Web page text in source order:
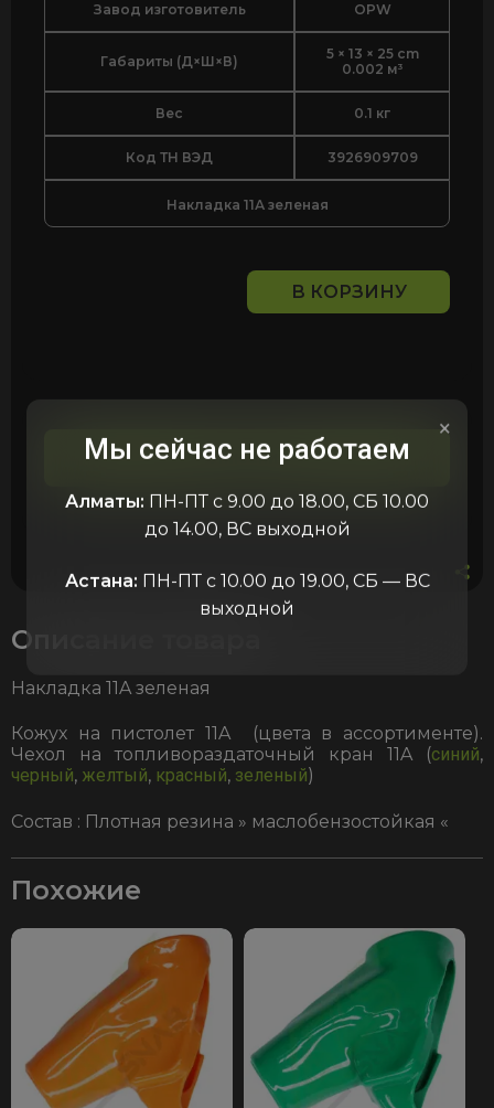
Завод изготовитель OPW
Габариты (Д×Ш×В)
5 × 13 × 25 cm
0.002 м³
Вес 0.1 кг
Код ТН ВЭД 3926909709
Накладка 11А зеленая
раздаточного
зеленая
В КОРЗИНУ
Описание
Описание товара
Накладка 11A зеленая
Кожух на пистолет 11A (цвета в ассортименте).
Чехол на топливораздаточный кран 11A (синий,
черный, желтый, красный, зеленый)
Состав : Плотная резина » маслобензостойкая «
Похожие
×
Мы сейчас не работаем
Алматы: ПН-ПТ с 9.00 до 18.00, СБ 10.00
до 14.00, ВС выходной
Астана: ПН-ПТ с 10.00 до 19.00, СБ — ВС
выходной